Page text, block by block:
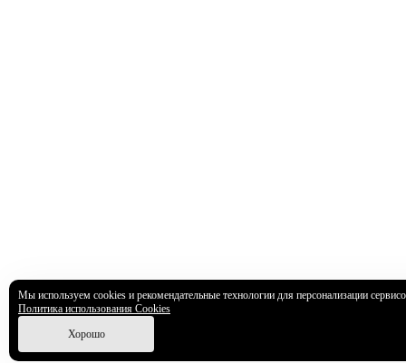
Мы используем cookies и рекомендательные технологии для персонализации
Политика использования Cookies
Хорошо